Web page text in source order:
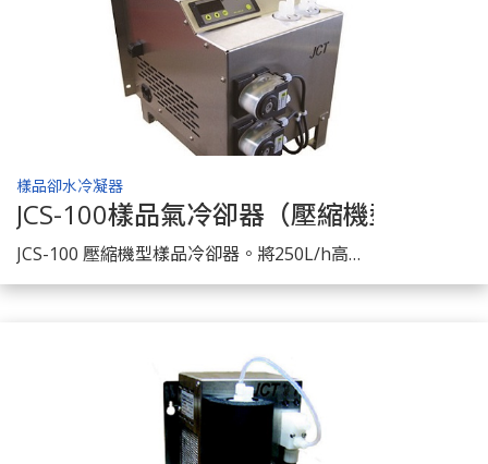
了解商品
樣品卻水冷凝器
JCS-100樣品氣冷卻器（壓縮機型）
JCS-100 壓縮機型樣品冷卻器。將250L/h高溫含水的樣品氣去除水份供給分析儀連續分析。